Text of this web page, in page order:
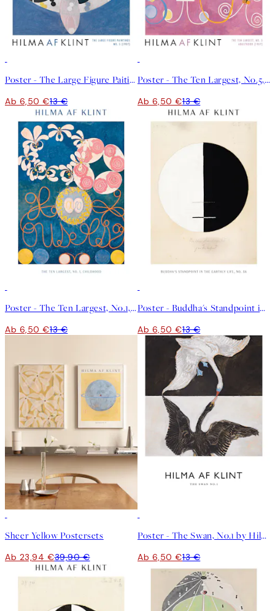
Poster - The Large Figure Paitings No.5 by Hilma af Klint
Ab 6,50 €13 €
Poster - The Ten Largest, No.5, Adulthood by Hilma af Klint
Ab 6,50 €13 €
Poster - The Ten Largest, No.1, Childhood by Hilma af Klint
Ab 6,50 €13 €
Poster - Buddha's Standpoint in the Earthly Life, No.3a by Hilma af Klint
Ab 6,50 €13 €
Sheer Yellow Postersets
Ab 23,94 €39,90 €
Poster - The Swan, No.1 by Hilma af Klint
Ab 6,50 €13 €